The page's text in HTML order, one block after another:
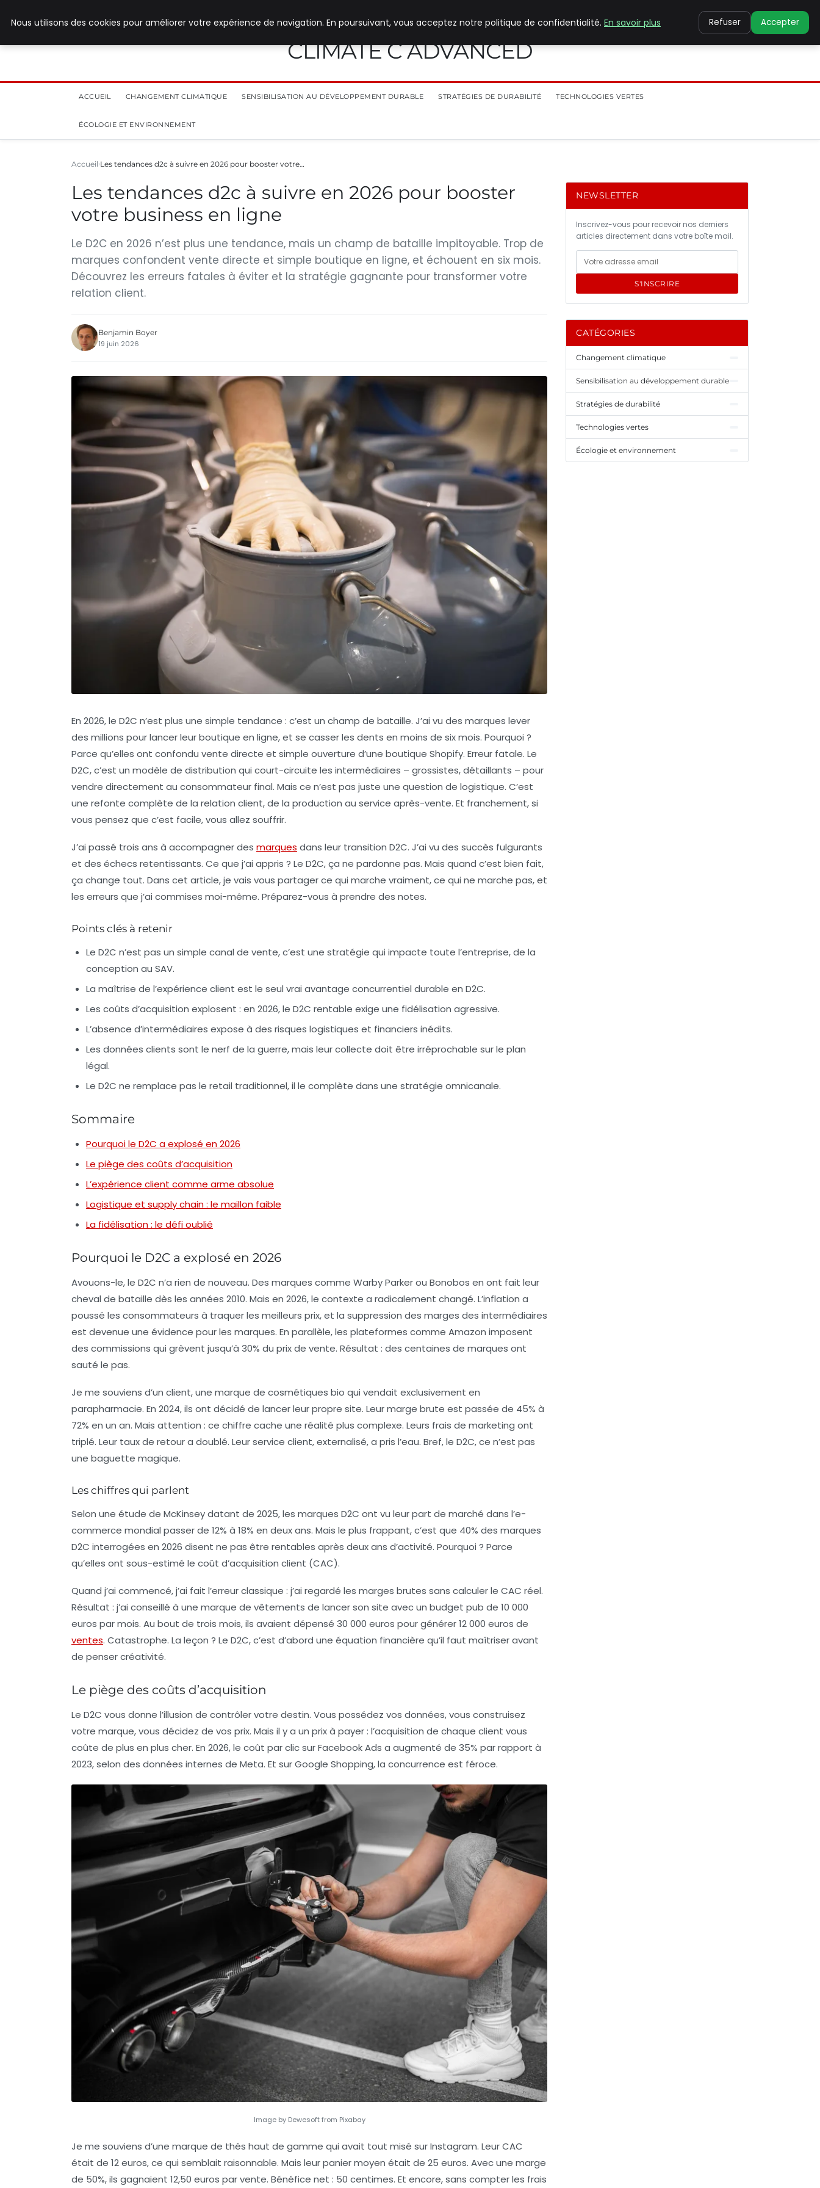
CLIMATE C ADVANCED
ACCUEIL CHANGEMENT CLIMATIQUE SENSIBILISATION AU DÉVELOPPEMENT DURABLE STRATÉGIES DE DURABILITÉ TECHNOLOGIES VERTES
ÉCOLOGIE ET ENVIRONNEMENT
Accueil Les tendances d2c à suivre en 2026 pour booster votre…
Les tendances d2c à suivre en 2026 pour booster
votre business en ligne
Le D2C en 2026 n’est plus une tendance, mais un champ de bataille impitoyable. Trop de
marques confondent vente directe et simple boutique en ligne, et échouent en six mois.
Découvrez les erreurs fatales à éviter et la stratégie gagnante pour transformer votre
relation client.
Benjamin Boyer
19 juin 2026
En 2026, le D2C n’est plus une simple tendance : c’est un champ de bataille. J’ai vu des marques lever
des millions pour lancer leur boutique en ligne, et se casser les dents en moins de six mois. Pourquoi ?
Parce qu’elles ont confondu vente directe et simple ouverture d’une boutique Shopify. Erreur fatale. Le
D2C, c’est un modèle de distribution qui court-circuite les intermédiaires – grossistes, détaillants – pour
vendre directement au consommateur final. Mais ce n’est pas juste une question de logistique. C’est
une refonte complète de la relation client, de la production au service après-vente. Et franchement, si
vous pensez que c’est facile, vous allez souffrir.
J’ai passé trois ans à accompagner des marques dans leur transition D2C. J’ai vu des succès fulgurants
et des échecs retentissants. Ce que j’ai appris ? Le D2C, ça ne pardonne pas. Mais quand c’est bien fait,
ça change tout. Dans cet article, je vais vous partager ce qui marche vraiment, ce qui ne marche pas, et
les erreurs que j’ai commises moi-même. Préparez-vous à prendre des notes.
Points clés à retenir
Le D2C n’est pas un simple canal de vente, c’est une stratégie qui impacte toute l’entreprise, de la
conception au SAV.
La maîtrise de l’expérience client est le seul vrai avantage concurrentiel durable en D2C.
Les coûts d’acquisition explosent : en 2026, le D2C rentable exige une fidélisation agressive.
L’absence d’intermédiaires expose à des risques logistiques et financiers inédits.
Les données clients sont le nerf de la guerre, mais leur collecte doit être irréprochable sur le plan
légal.
Le D2C ne remplace pas le retail traditionnel, il le complète dans une stratégie omnicanale.
Sommaire
Pourquoi le D2C a explosé en 2026
Le piège des coûts d’acquisition
L’expérience client comme arme absolue
Logistique et supply chain : le maillon faible
La fidélisation : le défi oublié
Pourquoi le D2C a explosé en 2026
Avouons-le, le D2C n’a rien de nouveau. Des marques comme Warby Parker ou Bonobos en ont fait leur
cheval de bataille dès les années 2010. Mais en 2026, le contexte a radicalement changé. L’inflation a
poussé les consommateurs à traquer les meilleurs prix, et la suppression des marges des intermédiaires
est devenue une évidence pour les marques. En parallèle, les plateformes comme Amazon imposent
des commissions qui grèvent jusqu’à 30% du prix de vente. Résultat : des centaines de marques ont
sauté le pas.
Je me souviens d’un client, une marque de cosmétiques bio qui vendait exclusivement en
parapharmacie. En 2024, ils ont décidé de lancer leur propre site. Leur marge brute est passée de 45% à
72% en un an. Mais attention : ce chiffre cache une réalité plus complexe. Leurs frais de marketing ont
triplé. Leur taux de retour a doublé. Leur service client, externalisé, a pris l’eau. Bref, le D2C, ce n’est pas
une baguette magique.
Les chiffres qui parlent
Selon une étude de McKinsey datant de 2025, les marques D2C ont vu leur part de marché dans l’e-
commerce mondial passer de 12% à 18% en deux ans. Mais le plus frappant, c’est que 40% des marques
D2C interrogées en 2026 disent ne pas être rentables après deux ans d’activité. Pourquoi ? Parce
qu’elles ont sous-estimé le coût d’acquisition client (CAC).
Quand j’ai commencé, j’ai fait l’erreur classique : j’ai regardé les marges brutes sans calculer le CAC réel.
Résultat : j’ai conseillé à une marque de vêtements de lancer son site avec un budget pub de 10 000
euros par mois. Au bout de trois mois, ils avaient dépensé 30 000 euros pour générer 12 000 euros de
ventes. Catastrophe. La leçon ? Le D2C, c’est d’abord une équation financière qu’il faut maîtriser avant
de penser créativité.
Le piège des coûts d’acquisition
Le D2C vous donne l’illusion de contrôler votre destin. Vous possédez vos données, vous construisez
votre marque, vous décidez de vos prix. Mais il y a un prix à payer : l’acquisition de chaque client vous
coûte de plus en plus cher. En 2026, le coût par clic sur Facebook Ads a augmenté de 35% par rapport à
2023, selon des données internes de Meta. Et sur Google Shopping, la concurrence est féroce.
Image by Dewesoft from Pixabay
Je me souviens d’une marque de thés haut de gamme qui avait tout misé sur Instagram. Leur CAC
était de 12 euros, ce qui semblait raisonnable. Mais leur panier moyen était de 25 euros. Avec une marge
de 50%, ils gagnaient 12,50 euros par vente. Bénéfice net : 50 centimes. Et encore, sans compter les frais
NEWSLETTER
Inscrivez-vous pour recevoir nos derniers
articles directement dans votre boîte mail.
S'INSCRIRE
CATÉGORIES
Changement climatique
Sensibilisation au développement durable
Stratégies de durabilité
Technologies vertes
Écologie et environnement
Nous utilisons des cookies pour améliorer votre expérience de navigation. En poursuivant, vous acceptez notre politique de confidentialité. En savoir plus Refuser Accepter